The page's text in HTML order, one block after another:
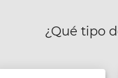
¿Qué tipo